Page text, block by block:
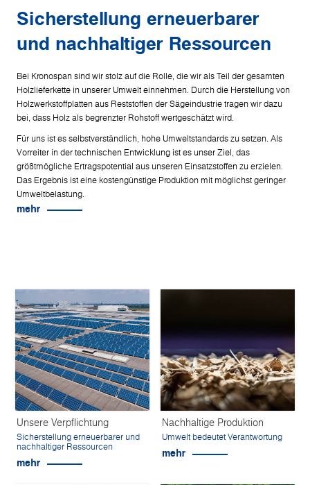
Sicherstellung erneuerbarer
und nachhaltiger Ressourcen
Bei Kronospan sind wir stolz auf die Rolle, die wir als Teil der gesamten
Holzlieferkette in unserer Umwelt einnehmen. Durch die Herstellung von
Holzwerkstoffplatten aus Reststoffen der Sägeindustrie tragen wir dazu
bei, dass Holz als begrenzter Rohstoff wertgeschätzt wird.
Für uns ist es selbstverständlich, hohe Umweltstandards zu setzen. Als
Vorreiter in der technischen Entwicklung ist es unser Ziel, das
größtmögliche Ertragspotential aus unseren Einsatzstoffen zu erzielen.
Das Ergebnis ist eine kostengünstige Produktion mit möglichst geringer
Umweltbelastung.
mehr
Unsere Verpflichtung
Sicherstellung erneuerbarer und
nachhaltiger Ressourcen
mehr
Nachhaltige Produktion
Umwelt bedeutet Verantwortung
mehr